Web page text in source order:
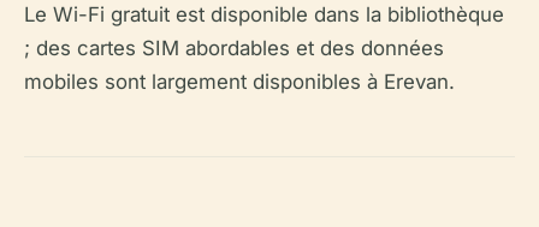
Le Wi-Fi gratuit est disponible dans la bibliothèque
; des cartes SIM abordables et des données
mobiles sont largement disponibles à Erevan.